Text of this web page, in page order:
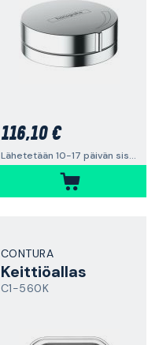
116,10 €
Lähetetään 10-17 päivän sisällä
CONTURA
Keittiöallas
C1-560K